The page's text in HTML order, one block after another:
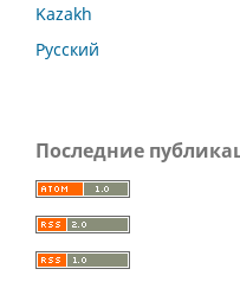
Kazakh
Русский
Последние